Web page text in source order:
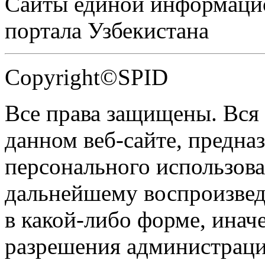
портала Узбекистана
Copyright©SPID
Все права защищены.
данном веб-сайте,
персонального
дальнейшему
в какой-либо форме,
разрешения